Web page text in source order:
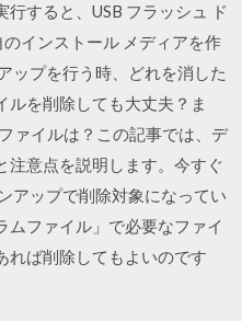
すると、USB フラッシュ ド
インストール メディアを作
ップを行う時、どれを消した
ルを削除しても大丈夫？ま
ァイルは？この記事では、デ
注意点を説明します。今すぐ
アップで削除対象になってい
ムファイル」で必要なファイ
れば削除してもよいのです